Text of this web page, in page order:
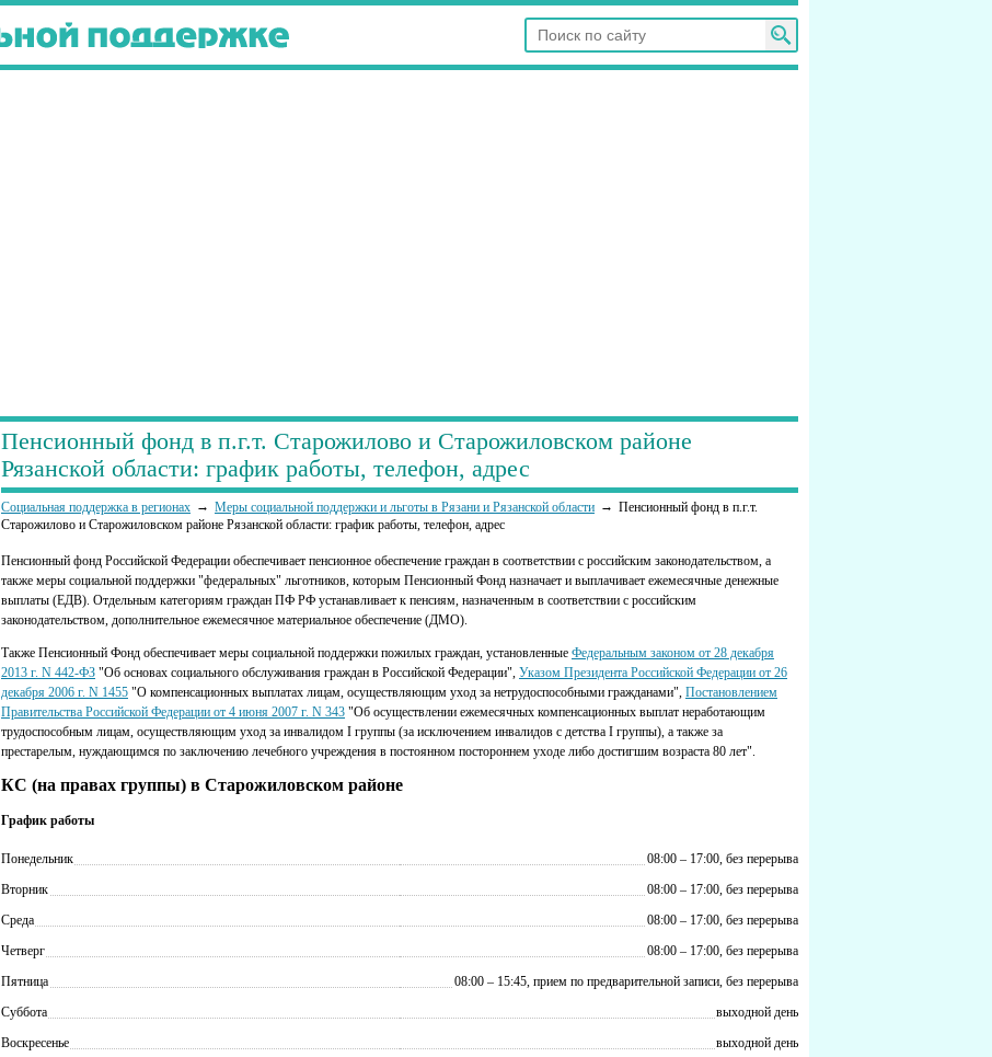
Пенсионный фонд в п.г.т. Старожилово и Старожиловском районе
Рязанской области: график работы, телефон, адрес
Социальная поддержка в регионах Меры социальной поддержки и льготы в Рязани и Рязанской области
Пенсионный фонд в п.г.т.
Старожилово и Старожиловском районе Рязанской области: график работы, телефон, адрес
Пенсионный фонд Российской Федерации обеспечивает пенсионное обеспечение граждан в соответствии с российским законодательством, а
также меры социальной поддержки "федеральных" льготников, которым Пенсионный Фонд назначает и выплачивает ежемесячные денежные
выплаты (ЕДВ). Отдельным категориям граждан ПФ РФ устанавливает к пенсиям, назначенным в соответствии с российским
законодательством, дополнительное ежемесячное материальное обеспечение (ДМО).
Также Пенсионный Фонд обеспечивает меры социальной поддержки пожилых граждан, установленные Федеральным законом от 28 декабря
2013 г. N 442-ФЗ "Об основах социального обслуживания граждан в Российской Федерации", Указом Президента Российской Федерации от 26
декабря 2006 г. N 1455 "О компенсационных выплатах лицам, осуществляющим уход за нетрудоспособными гражданами", Постановлением
Правительства Российской Федерации от 4 июня 2007 г. N 343 "Об осуществлении ежемесячных компенсационных выплат неработающим
трудоспособным лицам, осуществляющим уход за инвалидом I группы (за исключением инвалидов с детства I группы), а также за
престарелым, нуждающимся по заключению лечебного учреждения в постоянном постороннем уходе либо достигшим возраста 80 лет".
КС (на правах группы) в Старожиловском районе
График работы
Понедельник
08:00 – 17:00, без перерыва
Вторник
08:00 – 17:00, без перерыва
Среда
08:00 – 17:00, без перерыва
Четверг
08:00 – 17:00, без перерыва
Пятница
08:00 – 15:45, прием по предварительной записи, без перерыва
Суббота
выходной день
Воскресенье
выходной день